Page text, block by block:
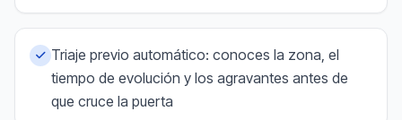
Triaje previo automático: conoces la zona, el
tiempo de evolución y los agravantes antes de
que cruce la puerta